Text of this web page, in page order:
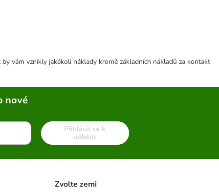
vám vznikly jakékoli náklady kromě základních nákladů za kontakt
nové
Přihlásit se k
odběru
Zvolte zemi